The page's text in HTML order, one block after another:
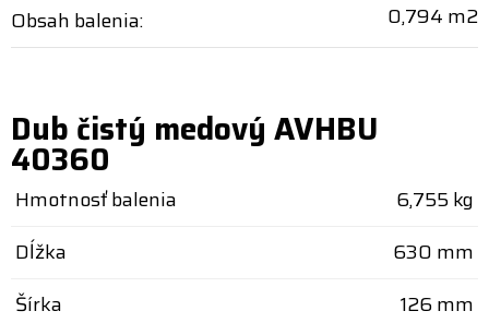
Obsah balenia:
0,794 m2
Dub čistý medový AVHBU
40360
Hmotnosť balenia
6,755 kg
Dĺžka
630 mm
Šírka
126 mm